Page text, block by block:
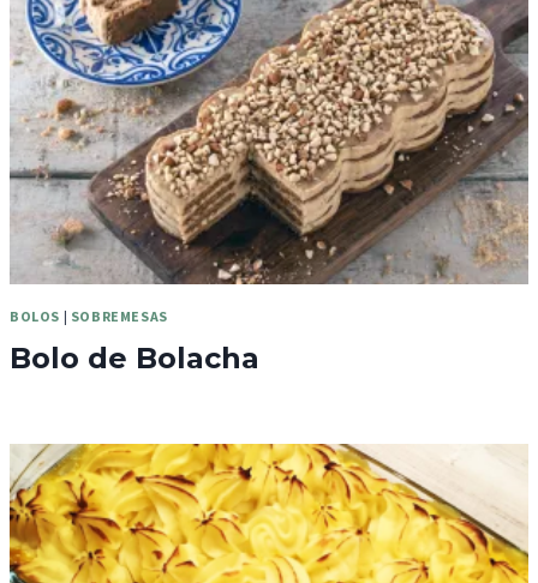
BOLOS | SOBREMESAS
Bolo de Bolacha